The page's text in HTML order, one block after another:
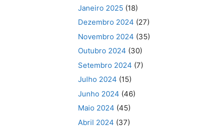
Janeiro 2025 (18)
Dezembro 2024 (27)
Novembro 2024 (35)
Outubro 2024 (30)
Setembro 2024 (7)
Julho 2024 (15)
Junho 2024 (46)
Maio 2024 (45)
Abril 2024 (37)